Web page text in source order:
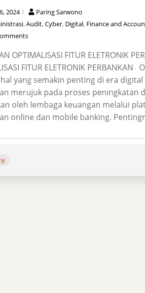
2024
Paring Sarwono
,Audit,Cyber, Digital, Finance and
OPTIMALISASI FITUR ELETRONIK
FITUR ELETRONIK
yang semakin penting di era
merujuk pada proses peningkatan
oleh lembaga keuangan melalui
online dan mobile banking.